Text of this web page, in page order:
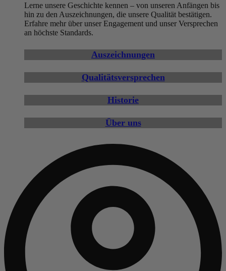
Lerne unsere Geschichte kennen – von unseren Anfängen bis
hin zu den Auszeichnungen, die unsere Qualität bestätigen.
Erfahre mehr über unser Engagement und unser Versprechen
an höchste Standards.
Auszeichnungen
Qualitätsversprechen
Historie
Über uns